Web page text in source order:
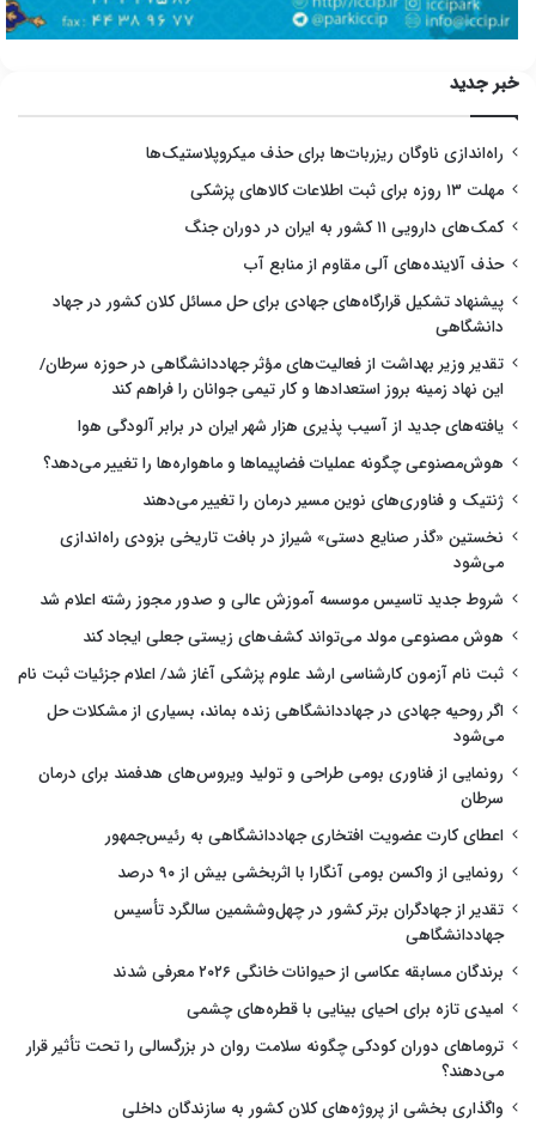
خبر جدید
راه‌اندازی ناوگان ریزربات‌ها برای حذف میکروپلاستیک‌ها
مهلت ۱۳ روزه برای ثبت اطلاعات کالاهای پزشکی
کمک‌های دارویی ۱۱ کشور به ایران در دوران جنگ
حذف آلاینده‌های آلی مقاوم از منابع آب
پیشنهاد تشکیل قرارگاه‌های جهادی برای حل مسائل کلان کشور در جهاد
دانشگاهی
تقدیر وزیر بهداشت از فعالیت‌های مؤثر جهاددانشگاهی در حوزه سرطان/
این نهاد زمینه بروز استعدادها و کار تیمی جوانان را فراهم کند
یافته‌های جدید از آسیب پذیری هزار شهر ایران در برابر آلودگی هوا
هوش‌مصنوعی چگونه عملیات فضاپیماها و ماهواره‌ها را تغییر می‌دهد؟
ژنتیک و فناوری‌های نوین مسیر درمان را تغییر می‌دهند
نخستین «گذر صنایع دستی» شیراز در بافت تاریخی بزودی راه‌اندازی
می‌شود
شروط جدید تاسیس موسسه آموزش عالی و صدور مجوز رشته اعلام شد
هوش مصنوعی مولد می‌تواند کشف‌های زیستی جعلی ایجاد کند
ثبت نام آزمون کارشناسی ارشد علوم پزشکی آغاز شد/ اعلام جزئیات ثبت نام
اگر روحیه جهادی در جهاددانشگاهی زنده بماند، بسیاری از مشکلات حل
می‌شود
رونمایی از فناوری بومی طراحی و تولید ویروس‌های هدفمند برای درمان
سرطان
اعطای کارت عضویت افتخاری جهاددانشگاهی به رئیس‌جمهور
رونمایی از واکسن بومی آنگارا با اثربخشی بیش از ۹۰ درصد
تقدیر از جهادگران برتر کشور در چهل‌وششمین سالگرد تأسیس
جهاددانشگاهی
برندگان مسابقه عکاسی از حیوانات خانگی ۲۰۲۶ معرفی شدند
امیدی تازه برای احیای بینایی با قطره‌های چشمی
تروماهای دوران کودکی چگونه سلامت روان در بزرگسالی را تحت تأثیر قرار
می‌دهند؟
واگذاری بخشی از پروژه‌های کلان کشور به سازندگان داخلی